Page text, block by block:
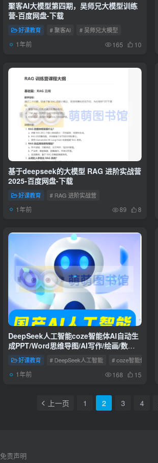
聚客AI大模型第四期，吴师兄大模型训练
营-百度网盘-下载
好课教育 # 聚客AI # 吴师兄大模型
1年前 165 10
基于deepseek的大模型 RAG 进阶实战营
2025-百度网盘-下载
好课教育 # RAG 进阶实战营
1年前 89 8
DeepSeek人工智能coze智能体AI自动生
成PPT/Word思维导图/AI写作/绘画/数字
人 好课教育 # DeepSeek人工智能 # coze智能体
1年前 168 15
上一页 1 2 3 4
免责声明